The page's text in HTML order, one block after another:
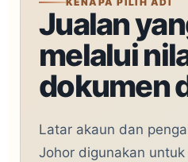
Jualan
melalui
dokumen
Latar akaun dan
Johor digunakan